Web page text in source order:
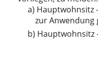
a) Hauptwohnsitz
zur Anwendung
b) Hauptwohnsitz